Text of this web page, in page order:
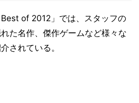
of 2012」では、スタッフの
た名作、傑作ゲームなど様々な
されている。